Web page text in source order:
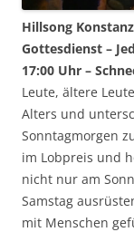
Hillsong
Gottesdienst –
17:00 Uhr –
Leute, ältere
Alters und
Sonntagmorgen
im Lobpreis und
nicht nur am
Samstag
mit Menschen